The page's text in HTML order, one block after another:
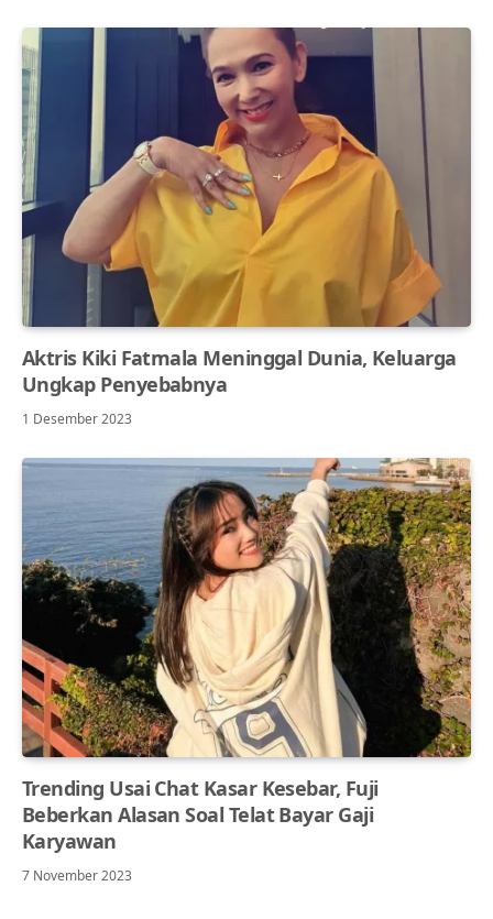
Aktris Kiki Fatmala Meninggal Dunia, Keluarga
Ungkap Penyebabnya
1 Desember 2023
Trending Usai Chat Kasar Kesebar, Fuji
Beberkan Alasan Soal Telat Bayar Gaji
Karyawan
7 November 2023